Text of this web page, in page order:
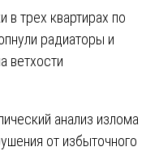
в трех квартирах по
радиаторы и
ветхости
анализ излома
от избыточного